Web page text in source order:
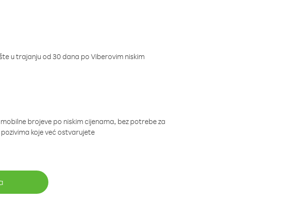
u trajanju od 30 dana po Viberovim niskim
brojeve po niskim cijenama, bez potrebe za
koje već ostvarujete